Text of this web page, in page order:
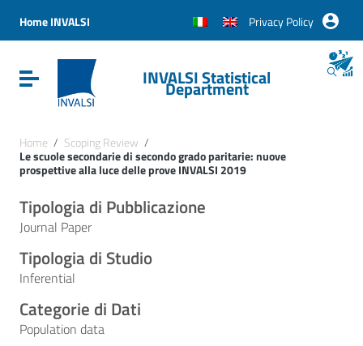
Vai al menu di navigazione
Vai al footer
Home INVALSI Privacy Policy
Attiva / disattiva la navigazioneINVALSI Statistical
Department
Home / Scoping Review /
Le scuole secondarie di secondo grado paritarie: nuove
prospettive alla luce delle prove INVALSI 2019
Tipologia di Pubblicazione
Journal Paper
Tipologia di Studio
Inferential
Categorie di Dati
Population data